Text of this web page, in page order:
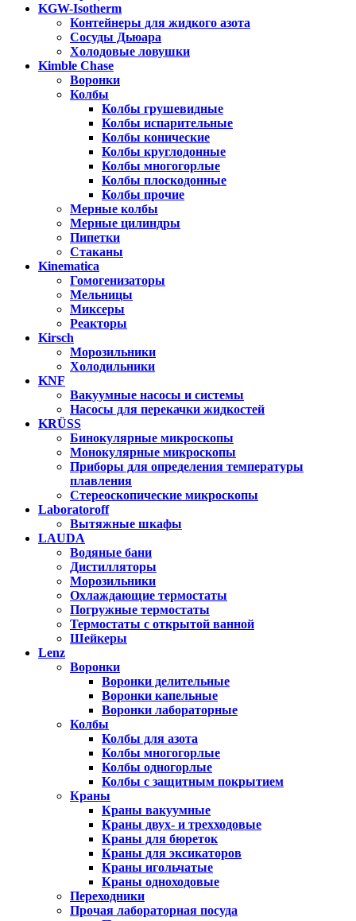
KGW-Isotherm
Контейнеры для жидкого азота
Сосуды Дьюара
Холодовые ловушки
Kimble Chase
Воронки
Колбы
Колбы грушевидные
Колбы испарительные
Колбы конические
Колбы круглодонные
Колбы многогорлые
Колбы плоскодонные
Колбы прочие
Мерные колбы
Мерные цилиндры
Пипетки
Стаканы
Kinematica
Гомогенизаторы
Мельницы
Миксеры
Реакторы
Kirsch
Морозильники
Холодильники
KNF
Вакуумные насосы и системы
Насосы для перекачки жидкостей
KRÜSS
Бинокулярные микроскопы
Монокулярные микроскопы
Приборы для определения температуры
плавления
Стереоскопические микроскопы
Laboratoroff
Вытяжные шкафы
LAUDA
Водяные бани
Дистилляторы
Морозильники
Охлаждающие термостаты
Погружные термостаты
Термостаты с открытой ванной
Шейкеры
Lenz
Воронки
Воронки делительные
Воронки капельные
Воронки лабораторные
Колбы
Колбы для азота
Колбы многогорлые
Колбы одногорлые
Колбы с защитным покрытием
Краны
Краны вакуумные
Краны двух- и трехходовые
Краны для бюреток
Краны для эксикаторов
Краны игольчатые
Краны одноходовые
Переходники
Прочая лабораторная посуда